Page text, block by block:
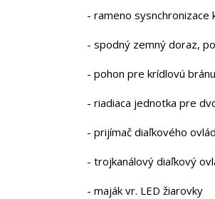
- rameno sysnchronizace
- spodný zemný doraz,
- pohon pre krídlovú
- riadiaca jednotka pre
- prijímač diaľkového
- trojkanálový diaľkový
- maják vr. LED žiarovky